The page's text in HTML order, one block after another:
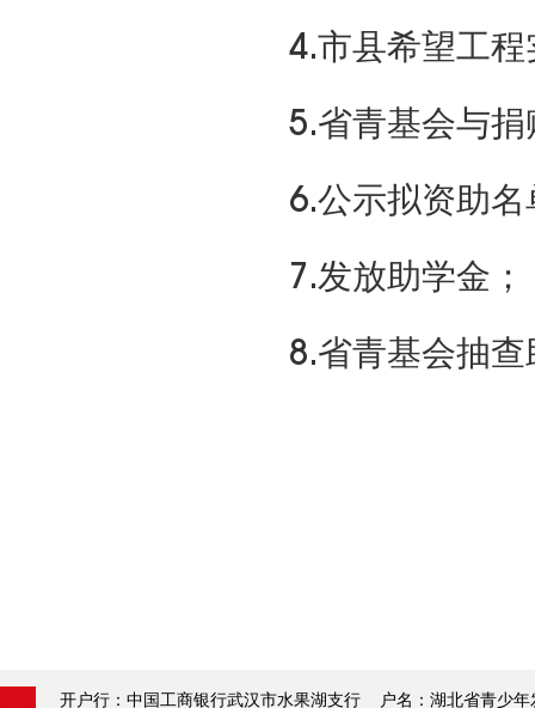
4.市县希望工
5.省青基会与
6.公示拟资助名
7.发放助学金；
8.省青基会抽
开户行：中国工商银行武汉市水果湖支行 户名：湖北省青